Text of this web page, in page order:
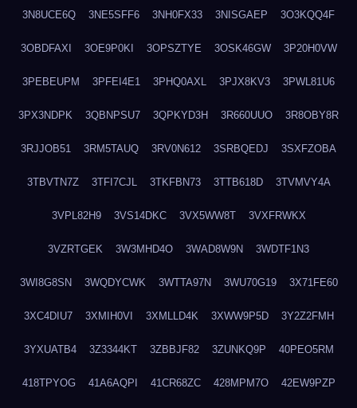
3N8UCE6Q 3NE5SFF6 3NH0FX33 3NISGAEP 3O3KQQ4F
3OBDFAXI 3OE9P0KI 3OPSZTYE 3OSK46GW 3P20H0VW
3PEBEUPM 3PFEI4E1 3PHQ0AXL 3PJX8KV3 3PWL81U6
3PX3NDPK 3QBNPSU7 3QPKYD3H 3R660UUO 3R8OBY8R
3RJJOB51 3RM5TAUQ 3RV0N612 3SRBQEDJ 3SXFZOBA
3TBVTN7Z 3TFI7CJL 3TKFBN73 3TTB618D 3TVMVY4A
3VPL82H9 3VS14DKC 3VX5WW8T 3VXFRWKX
3VZRTGEK 3W3MHD4O 3WAD8W9N 3WDTF1N3
3WI8G8SN 3WQDYCWK 3WTTA97N 3WU70G19 3X71FE60
3XC4DIU7 3XMIH0VI 3XMLLD4K 3XWW9P5D 3Y2Z2FMH
3YXUATB4 3Z3344KT 3ZBBJF82 3ZUNKQ9P 40PEO5RM
418TPYOG 41A6AQPI 41CR68ZC 428MPM7O 42EW9PZP